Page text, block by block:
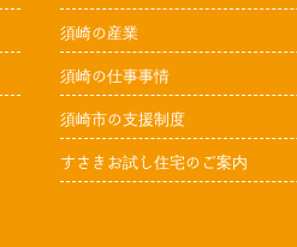
須崎の産業
須崎の仕事事情
須崎市の支援制度
すさきお試し住宅のご案内